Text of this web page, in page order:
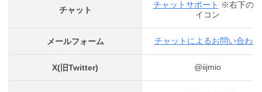
チャット
チャットサポート ※右下のア
イコン
メールフォーム チャットによるお問い合わせ
X(旧Twitter) @iijmio